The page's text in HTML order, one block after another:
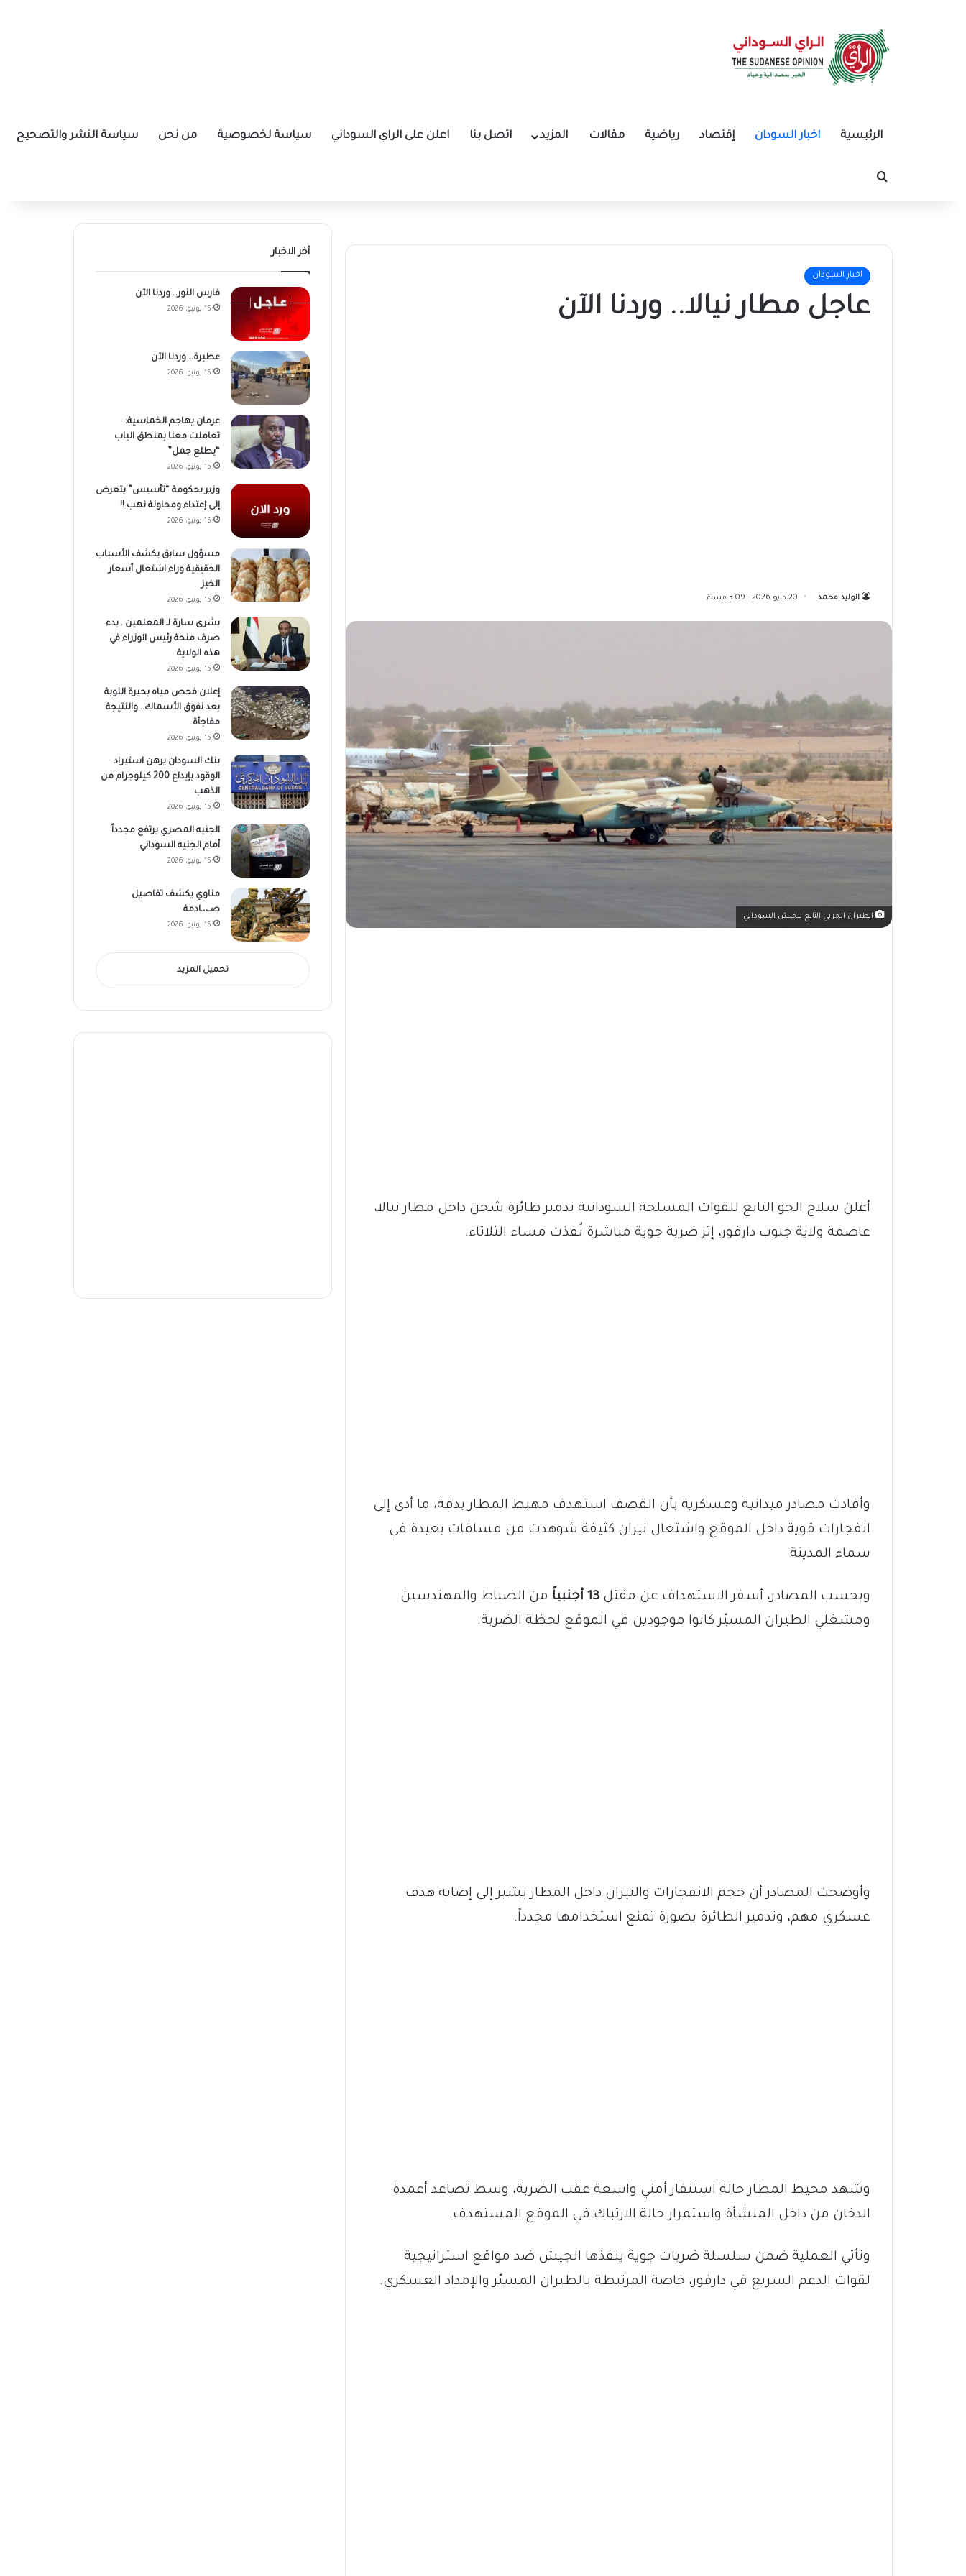
الرئيسية اخبار السودان إقتصاد رياضية مقالات المزيد اتصل بنا اعلن على الراي السوداني سياسة لخصوصية من نحن سياسة النشر والتصحيح
بحث عن
اخبار السودان
عاجل مطار نيالا.. وردنا الآن
الوليد محمد 20 مايو 2026 - 3:09 مساءً
الطيران الحربي التابع للجيش السوداني
أعلن سلاح الجو التابع للقوات المسلحة السودانية تدمير طائرة شحن داخل مطار نيالا،
عاصمة ولاية جنوب دارفور، إثر ضربة جوية مباشرة نُفذت مساء الثلاثاء.
وأفادت مصادر ميدانية وعسكرية بأن القصف استهدف مهبط المطار بدقة، ما أدى إلى
انفجارات قوية داخل الموقع واشتعال نيران كثيفة شوهدت من مسافات بعيدة في
سماء المدينة.
وبحسب المصادر، أسفر الاستهداف عن مقتل 13 أجنبياً
من الضباط والمهندسين
ومشغلي الطيران المسيّر كانوا موجودين في الموقع لحظة الضربة.
وأوضحت المصادر أن حجم الانفجارات والنيران داخل المطار يشير إلى إصابة هدف
عسكري مهم، وتدمير الطائرة بصورة تمنع استخدامها مجدداً.
وشهد محيط المطار حالة استنفار أمني واسعة عقب الضربة، وسط تصاعد أعمدة
الدخان من داخل المنشأة واستمرار حالة الارتباك في الموقع المستهدف.
وتأتي العملية ضمن سلسلة ضربات جوية ينفذها الجيش ضد مواقع استراتيجية
لقوات الدعم السريع في دارفور، خاصة المرتبطة بالطيران المسيّر والإمداد العسكري.
أخر الاخبار
فارس النور… وردنا الآن
15 يونيو، 2026
عطبرة… وردنا الآن
15 يونيو، 2026
عرمان يهاجم الخماسية:
تعاملت معنا بمنطق الباب
“يطلع جمل”
15 يونيو، 2026
وزير بحكومة “تأسيس” يتعرض
إلى إعتداء ومحاولة نهب !!
15 يونيو، 2026
مسؤول سابق يكشف الأسباب
الحقيقية وراء اشتعال أسعار
الخبز
15 يونيو، 2026
بشرى سارة لـ المعلمين.. بدء
صرف منحة رئيس الوزراء في
هذه الولاية
15 يونيو، 2026
إعلان فحص مياه بحيرة النوبة
بعد نفوق الأسماك.. والنتيجة
مفاجأة
15 يونيو، 2026
بنك السودان يرهن استيراد
الوقود بإيداع 200 كيلوجرام من
الذهب
15 يونيو، 2026
الجنيه المصري يرتفع مجدداً
أمام الجنيه السوداني
15 يونيو، 2026
مناوي يكشف تفاصيل
صـ،،ـادمة
15 يونيو، 2026
تحميل المزيد